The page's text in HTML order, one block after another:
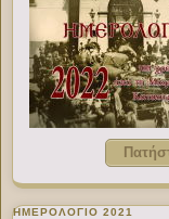
ΗΜΕΡΟΛΟΓΙΟ 2021